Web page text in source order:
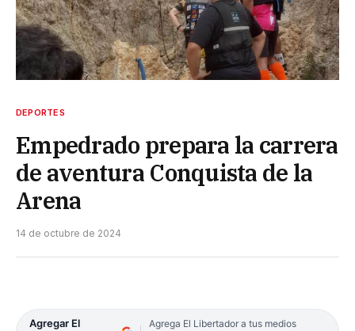
DEPORTES
Empedrado prepara la carrera
de aventura Conquista de la
Arena
14 de octubre de 2024
Agregar El
Agrega El Libertador a tus medios